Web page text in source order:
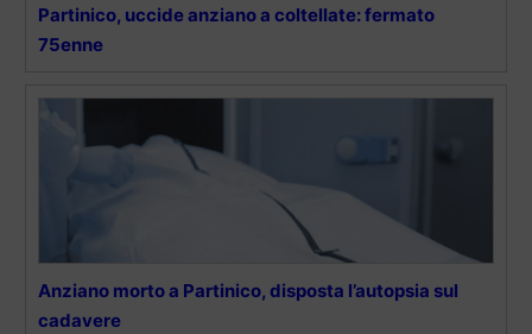
Partinico, uccide anziano a coltellate: fermato
75enne
Anziano morto a Partinico, disposta l’autopsia sul
cadavere